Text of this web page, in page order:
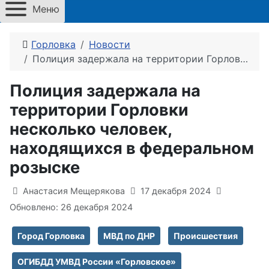
Меню
Горловка
Новости
Полиция задержала на территории Горловки несколько человек, находящихся в федеральном розыске
Полиция задержала на
территории Горловки
несколько человек,
находящихся в федеральном
розыске
Информация о материале
Анастасия Мещерякова
17 декабря 2024
Обновлено: 26 декабря 2024
Город Горловка МВД по ДНР Происшествия
ОГИБДД УМВД России «Горловское»